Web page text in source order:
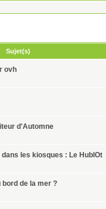
Sujet(s)
ovh
d'Automne
les kiosques : Le HublOt
de la mer ?